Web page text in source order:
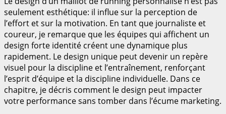
seulement esthétique: il influe sur la perception de
l’effort et sur la motivation. En tant que journaliste et
coureur, je remarque que les équipes qui affichent un
design forte identité créent une dynamique plus
rapidement. Le design unique peut devenir un repère
visuel pour la discipline et l’entraînement, renforçant
l’esprit d’équipe et la discipline individuelle. Dans ce
chapitre, je décris comment le design peut impacter
votre performance sans tomber dans l’écume marketing.